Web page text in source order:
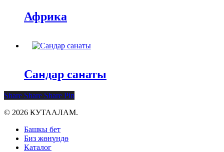
Африка
Сандар санаты
Share Share Share Pin
© 2026 КУТААЛАМ.
Close
Menu
Башкы бет
Биз жөнүндө
Каталог